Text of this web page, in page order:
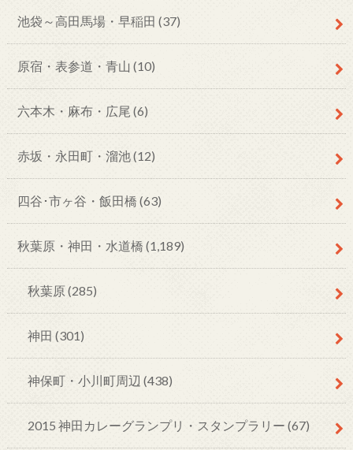
池袋～高田馬場・早稲田 (37)
原宿・表参道・青山 (10)
六本木・麻布・広尾 (6)
赤坂・永田町・溜池(12)
四谷･市ヶ谷・飯田橋 (63)
秋葉原・神田・水道橋 (1,189)
秋葉原 (285)
神田 (301)
神保町・小川町周辺 (438)
2015 神田カレーグランプリ・スタンプラリー (67)